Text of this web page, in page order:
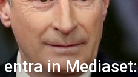
in Mediaset: